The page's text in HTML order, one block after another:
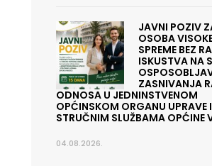
JAVNI POZIV
OSOBA
SPREME BEZ
ISKUSTVA NA
ZASNIVANJA
ODNOSA U JEDNINSTVENOM
OPĆINSKOM ORGANU UPRAVE I
STRUČNIM SLUŽBAMA OPĆINE
04.08.2026.